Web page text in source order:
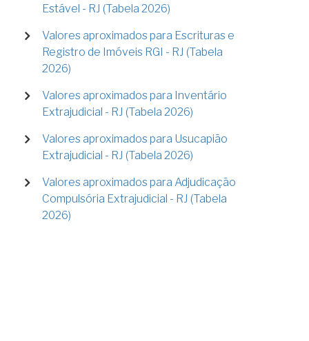
Estável - RJ (Tabela 2026)
Valores aproximados para Escrituras e
Registro de Imóveis RGI - RJ (Tabela
2026)
Valores aproximados para Inventário
Extrajudicial - RJ (Tabela 2026)
Valores aproximados para Usucapião
Extrajudicial - RJ (Tabela 2026)
Valores aproximados para Adjudicação
Compulsória Extrajudicial - RJ (Tabela
2026)